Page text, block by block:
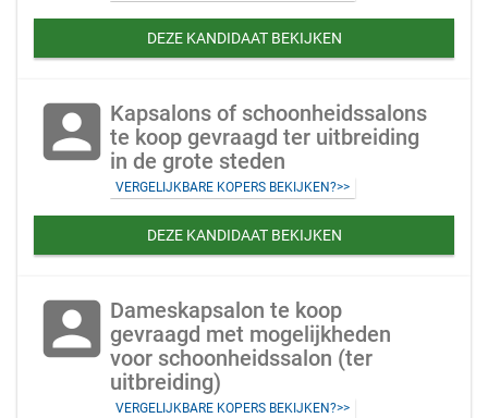
DEZE KANDIDAAT BEKIJKEN
account_box Kapsalons of schoonheidssalons
te koop gevraagd ter uitbreiding
in de grote steden
VERGELIJKBARE KOPERS BEKIJKEN?>>
DEZE KANDIDAAT BEKIJKEN
account_box Dameskapsalon te koop
gevraagd met mogelijkheden
voor schoonheidssalon (ter
uitbreiding)
VERGELIJKBARE KOPERS BEKIJKEN?>>